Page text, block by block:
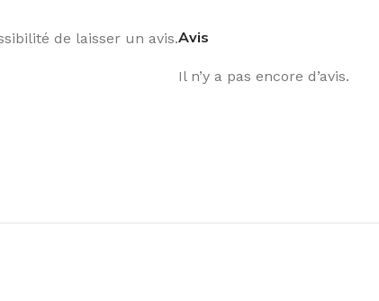
Avis
Il n’y a pas encore d’avis.
de laisser un avis.